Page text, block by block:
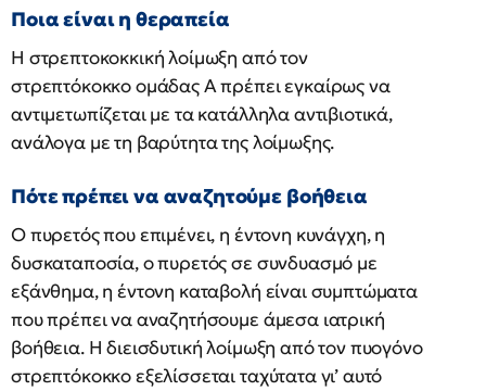
Ποια είναι η θεραπεία
Η στρεπτοκοκκική λοίμωξη από τον
στρεπτόκοκκο ομάδας Α πρέπει εγκαίρως να
αντιμετωπίζεται με τα κατάλληλα αντιβιοτικά,
ανάλογα με τη βαρύτητα της λοίμωξης.
Πότε πρέπει να αναζητούμε βοήθεια
Ο πυρετός που επιμένει, η έντονη κυνάγχη, η
δυσκαταποσία, ο πυρετός σε συνδυασμό με
εξάνθημα, η έντονη καταβολή είναι συμπτώματα
που πρέπει να αναζητήσουμε άμεσα ιατρική
βοήθεια. Η διεισδυτική λοίμωξη από τον πυογόνο
στρεπτόκοκκο εξελίσσεται ταχύτατα γι’ αυτό